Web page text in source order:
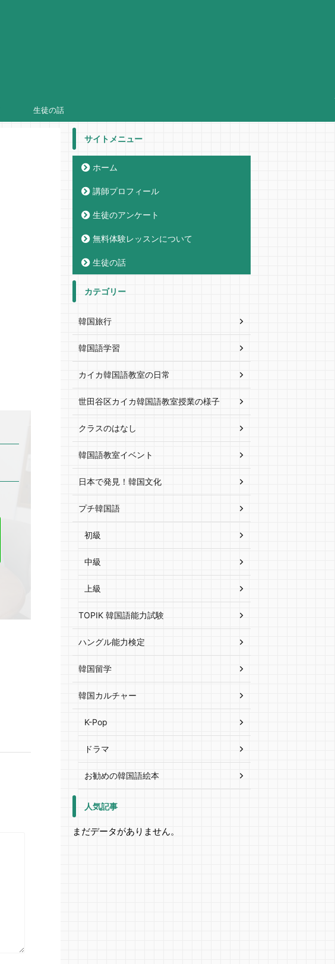
生徒の話
サイトメニュー
ホーム
講師プロフィール
生徒のアンケート
無料体験レッスンについて
生徒の話
カテゴリー
韓国旅行
韓国語学習
カイカ韓国語教室の日常
世田谷区カイカ韓国語教室授業の様子
クラスのはなし
韓国語教室イベント
日本で発見！韓国文化
プチ韓国語
初級
中級
上級
TOPIK 韓国語能力試験
ハングル能力検定
韓国留学
韓国カルチャー
K-Pop
ドラマ
お勧めの韓国語絵本
人気記事
まだデータがありません。